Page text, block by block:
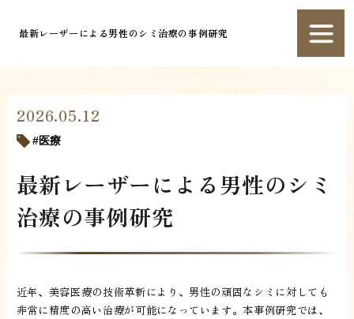
最新レーザーによる男性のシミ治療の事例研究
2026.05.12
医療
最新レーザーによる男性のシミ
治療の事例研究
近年、美容医療の技術革新により、男性の頑固なシミに対しても
非常に精度の高い治療が可能になっています。本事例研究では、